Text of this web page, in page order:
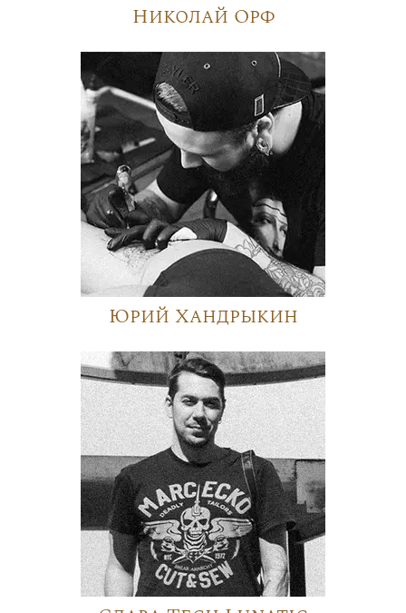
Николай Орф
Юрий Хандрыкин